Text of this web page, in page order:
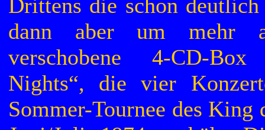
Drittens die schon
dann aber um mehr
verschobene 4-CD-
Nights“, die vier
Sommer-Tournee des